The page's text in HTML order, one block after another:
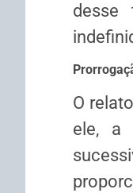
desse
O
ele, a